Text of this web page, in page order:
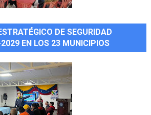
DE SEGURIDAD
EN LOS 23 MUNICIPIOS